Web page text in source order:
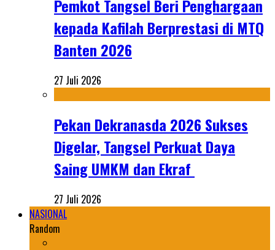
Pemkot Tangsel Beri Penghargaan
kepada Kafilah Berprestasi di MTQ
Banten 2026
27 Juli 2026
Pekan Dekranasda 2026 Sukses
Digelar, Tangsel Perkuat Daya
Saing UMKM dan Ekraf
27 Juli 2026
NASIONAL
Random